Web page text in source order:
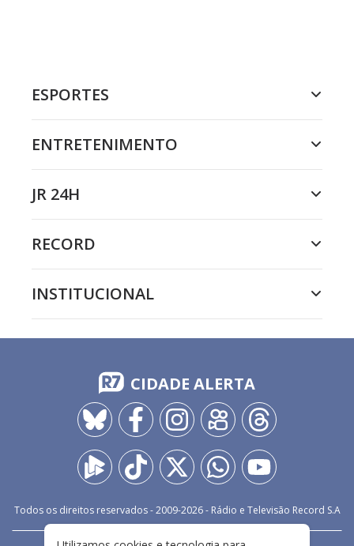
ESPORTES
ENTRETENIMENTO
JR 24H
RECORD
INSTITUCIONAL
CIDADE ALERTA
Todos os direitos reservados - 2009-2026- Rádio e Televisão Record S.A